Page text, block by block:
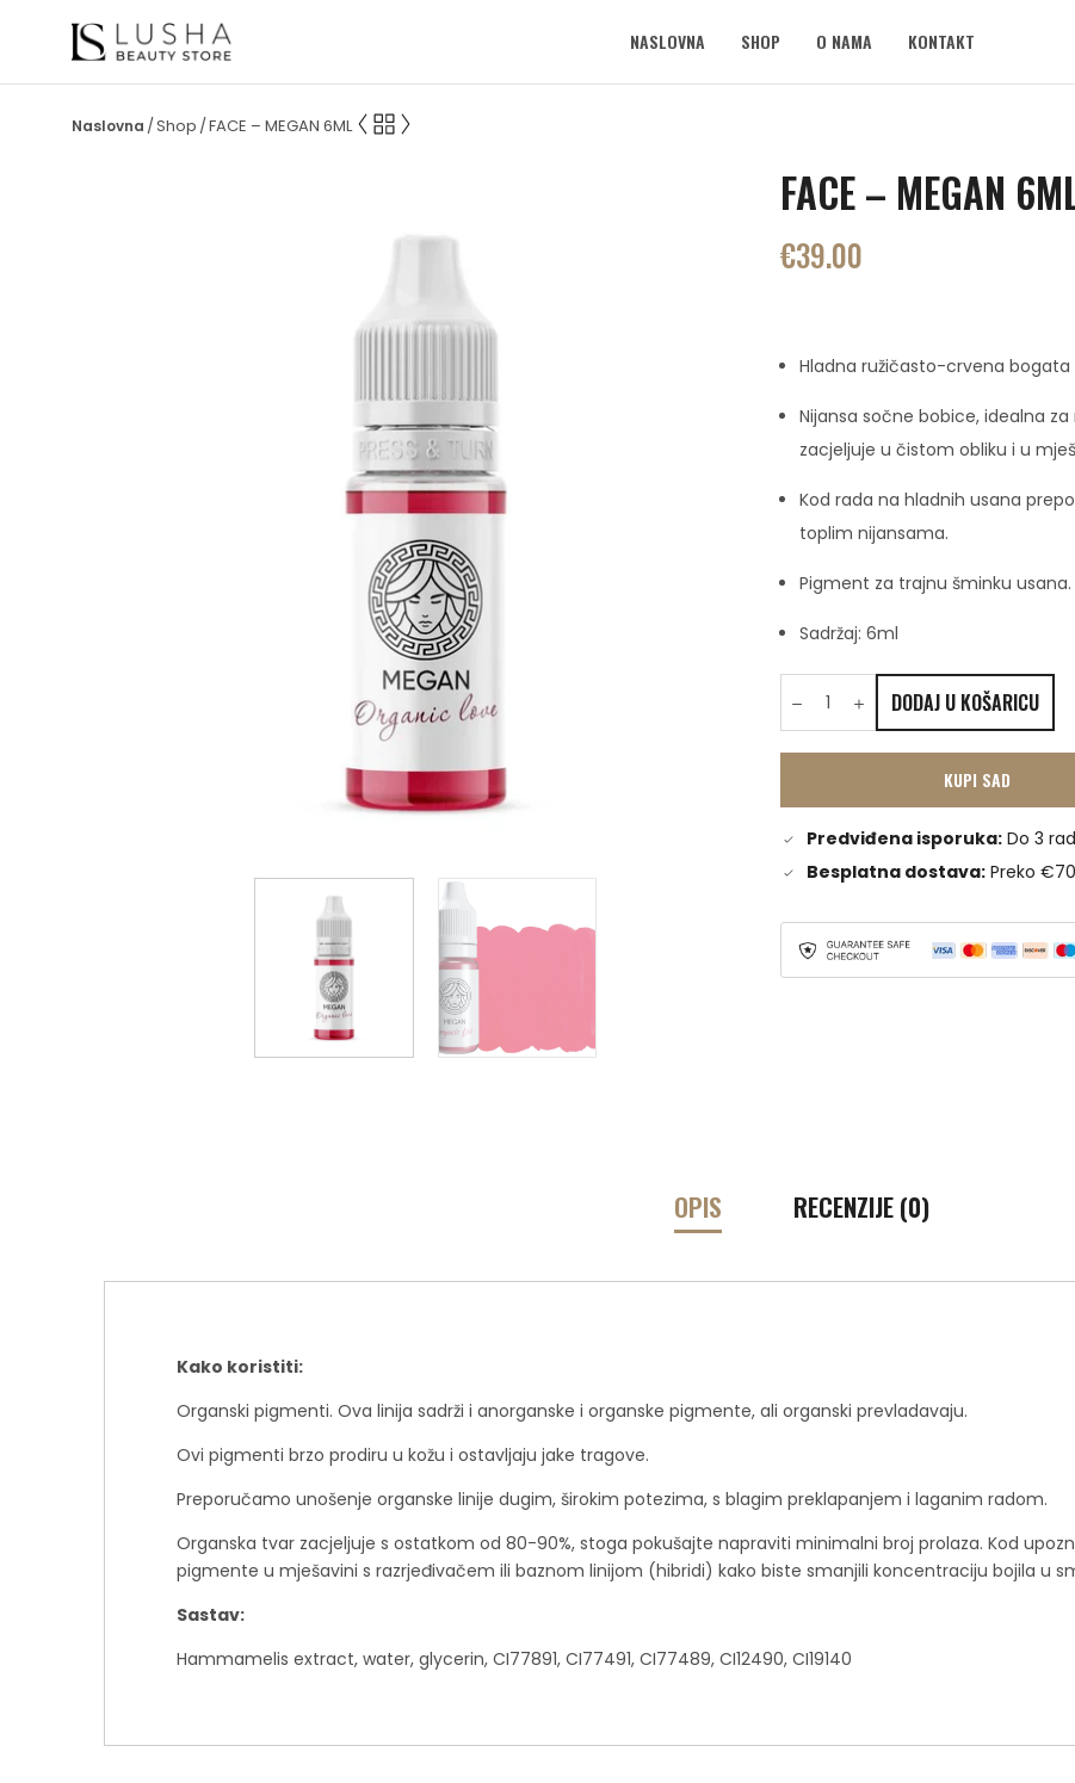
NASLOVNA SHOP O NAMA KONTAKT
/Shop /FACE – MEGAN 6ML
FACE – MEGAN
€39.00
Hladna ružičasto-crvena bogata
Nijansa sočne bobice, idealna
zacjeljuje u čistom obliku i u
Kod rada na hladnih usana
toplim nijansama.
Pigment za trajnu šminku
Sadržaj: 6ml
DODAJ U KOŠARICU
KUPI SAD
Predviđena isporuka: Do 3
Besplatna dostava: Preko
OPIS RECENZIJE (0)
Kako koristiti:
Organski pigmenti. Ova linija sadrži i anorganske i organske pigmente, ali organski prevladavaju.
Ovi pigmenti brzo prodiru u kožu i ostavljaju jake tragove.
Preporučamo unošenje organske linije dugim, širokim potezima, s blagim preklapanjem i laganim radom.
Organska tvar zacjeljuje s ostatkom od 80-90%, stoga pokušajte napraviti minimalni broj prolaza. Kod
pigmente u mješavini s razrjeđivačem ili baznom linijom (hibridi) kako biste smanjili koncentraciju bojila u
Sastav:
Hammamelis extract, water, glycerin, CI77891, CI77491, CI77489, CI12490, CI19140